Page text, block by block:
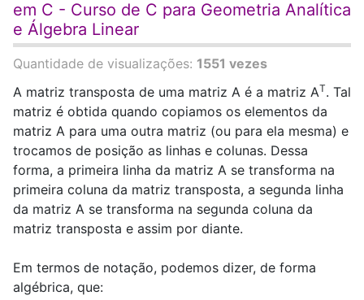
em C - Curso de C para Geometria Analítica
e Álgebra Linear
Quantidade de visualizações: 1551 vezes
A matriz transposta de uma matriz A é a matriz AT. Tal
matriz é obtida quando copiamos os elementos da
matriz A para uma outra matriz (ou para ela mesma) e
trocamos de posição as linhas e colunas. Dessa
forma, a primeira linha da matriz A se transforma na
primeira coluna da matriz transposta, a segunda linha
da matriz A se transforma na segunda coluna da
matriz transposta e assim por diante.
Em termos de notação, podemos dizer, de forma
algébrica, que: